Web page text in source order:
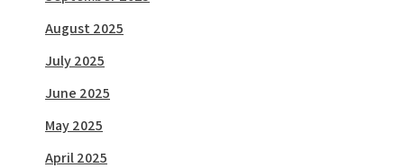
August 2025
July 2025
June 2025
May 2025
April 2025